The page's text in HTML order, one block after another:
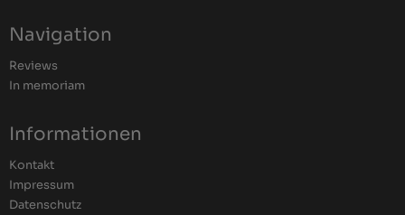
Navigation
Reviews
In memoriam
Informationen
Kontakt
Impressum
Datenschutz